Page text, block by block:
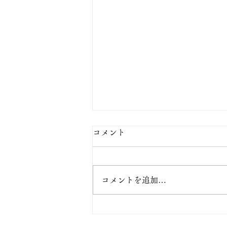
コメント
コメントを追加…